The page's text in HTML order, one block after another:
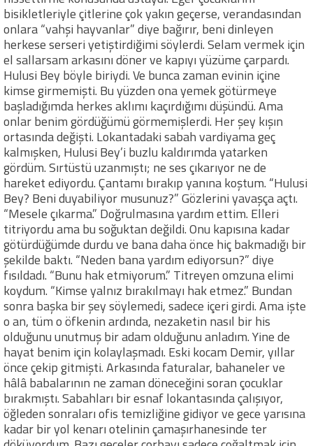
bisikletleriyle çitlerine çok yakın geçerse, verandasından
onlara “vahşi hayvanlar” diye bağırır, beni dinleyen
herkese serseri yetiştirdiğimi söylerdi. Selam vermek için
el sallarsam arkasını döner ve kapıyı yüzüme çarpardı.
Hulusi Bey böyle biriydi. Ve bunca zaman evinin içine
kimse girmemişti. Bu yüzden ona yemek götürmeye
başladığımda herkes aklımı kaçırdığımı düşündü. Ama
onlar benim gördüğümü görmemişlerdi. Her şey kışın
ortasında değişti. Lokantadaki sabah vardiyama geç
kalmışken, Hulusi Bey’i buzlu kaldırımda yatarken
gördüm. Sırtüstü uzanmıştı; ne ses çıkarıyor ne de
hareket ediyordu. Çantamı bırakıp yanına koştum. “Hulusi
Bey? Beni duyabiliyor musunuz?” Gözlerini yavaşça açtı.
“Mesele çıkarma.” Doğrulmasına yardım ettim. Elleri
titriyordu ama bu soğuktan değildi. Onu kapısına kadar
götürdüğümde durdu ve bana daha önce hiç bakmadığı bir
şekilde baktı. “Neden bana yardım ediyorsun?” diye
fısıldadı. “Bunu hak etmiyorum.” Titreyen omzuna elimi
koydum. “Kimse yalnız bırakılmayı hak etmez.” Bundan
sonra başka bir şey söylemedi, sadece içeri girdi. Ama işte
o an, tüm o öfkenin ardında, nezaketin nasıl bir his
olduğunu unutmuş bir adam olduğunu anladım. Yine de
hayat benim için kolaylaşmadı. Eski kocam Demir, yıllar
önce çekip gitmişti. Arkasında faturalar, bahaneler ve
hâlâ babalarının ne zaman döneceğini soran çocuklar
bırakmıştı. Sabahları bir esnaf lokantasında çalışıyor,
öğleden sonraları ofis temizliğine gidiyor ve gece yarısına
kadar bir yol kenarı otelinin çamaşırhanesinde ter